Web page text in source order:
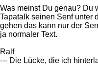
Was meinst Du genau? Du
Tapatalk seinen Senf unter
gehen das kann nur der
ja normaler Text.
Ralf
--- Die Lücke, die ich